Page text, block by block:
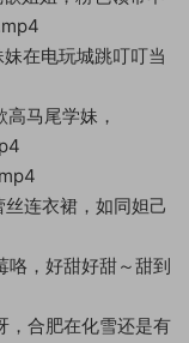
在电玩城跳叮叮当
马尾学妹，
连衣裙，如同妲己
，好甜好甜～甜到
，合肥在化雪还是有